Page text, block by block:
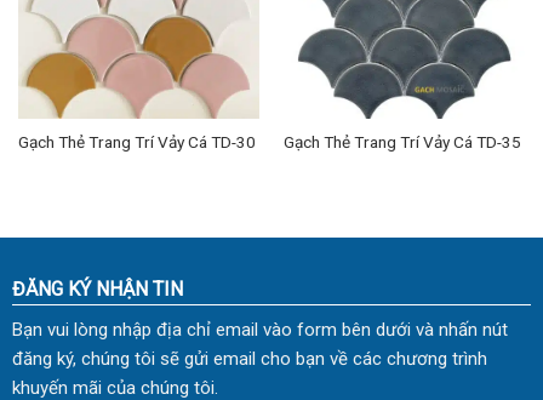
Gạch Thẻ Trang Trí Vảy Cá TD-30 Gạch Thẻ Trang Trí Vảy Cá TD-35
ĐĂNG KÝ NHẬN TIN
Bạn vui lòng nhập địa chỉ email vào form bên dưới và nhấn nút
đăng ký, chúng tôi sẽ gửi email cho bạn về các chương trình
khuyến mãi của chúng tôi.